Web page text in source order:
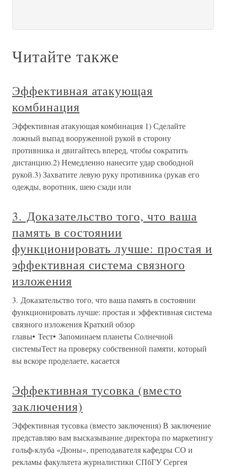
Читайте также
Эффективная атакующая
комбинация
Эффективная атакующая комбинация 1) Сделайте
ложный выпад вооруженной рукой в сторону
противника и двигайтесь вперед, чтобы сократить
дистанцию.2) Немедленно нанесите удар свободной
рукой.3) Захватите левую руку противника (рукав его
одежды, воротник, шею сзади или
3. Доказательство того, что ваша
память в состоянии
функционировать лучше: простая и
эффективная система связного
изложения
3. Доказательство того, что ваша память в состоянии
функционировать лучше: простая и эффективная система
связного изложения Краткий обзор
главы• Тест• Запоминаем планеты Солнечной
системыТест на проверку собственной памяти, который
вы вскоре проделаете, касается
Эффективная тусовка (вместо
заключения)
Эффективная тусовка (вместо заключения) В заключение
представляю вам высказывание директора по маркетингу
гольф-клуба «Дюны», преподавателя кафедры СО и
рекламы факультета журналистики СПбГУ Сергея